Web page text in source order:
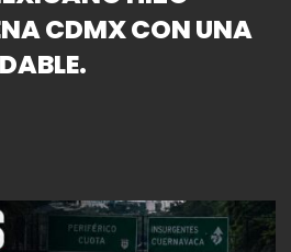
CDMX CON UNA